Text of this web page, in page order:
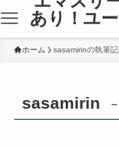
あり！ユ
ホーム sasamirinの執筆
sasamirin